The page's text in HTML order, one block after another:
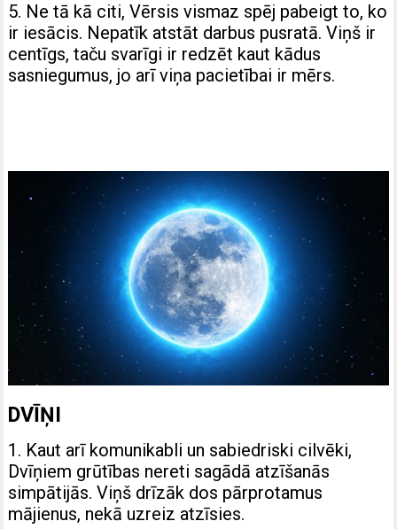
5. Ne tā kā citi, Vērsis vismaz spēj pabeigt to, ko
ir iesācis. Nepatīk atstāt darbus pusratā. Viņš ir
centīgs, taču svarīgi ir redzēt kaut kādus
sasniegumus, jo arī viņa pacietībai ir mērs.
DVĪŅI
1. Kaut arī komunikabli un sabiedriski cilvēki,
Dvīņiem grūtības nereti sagādā atzīšanās
simpātijās. Viņš drīzāk dos pārprotamus
mājienus, nekā uzreiz atzīsies.